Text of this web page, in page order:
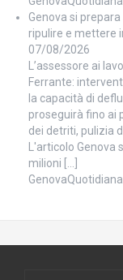
Genova si
ripulire e mettere
07/08/2026
L’assessore ai
Ferrante:
la capacità di
proseguirà fino ai
dei detriti, pulizia
L'articolo Genova
milioni […]
GenovaQuotidiana